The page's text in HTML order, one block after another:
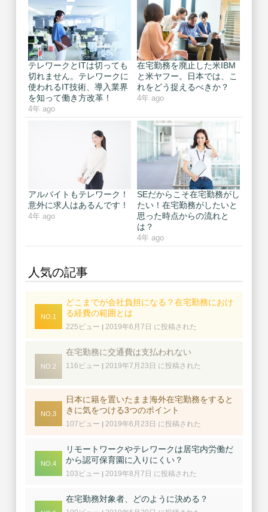
テレワークとITは切っても
切れません。テレワークに
使われるIT技術、導入業界
を知って働き方改革！
4年 ago
在宅勤務を廃止した米IBM
と米ヤフー。日本では、こ
れをどう捉えるべきか？
4年 ago
アルバイトもテレワーク！
意外に求人はあるんです！
4年 ago
SEだからこそ在宅勤務がし
たい！在宅勤務がしたいと
思った時点からの流れと
は？
4年 ago
人気の記事
どこまでが会社負担になる？在宅勤務におけ
る経費の範囲とは
225ビュー 2019年6月7日 に投稿された
在宅勤務に交通費は支払われない
116ビュー 2019年7月23日 に投稿された
日本に籍を置いたまま海外在宅勤務をすると
きに気をつける3つのポイント
107ビュー 2019年6月23日 に投稿された
リモートワークやテレワークは居宅内労働だ
から認可保育園に入りにくい？
103ビュー 2019年8月7日 に投稿された
在宅勤務対象者、どのように決める？